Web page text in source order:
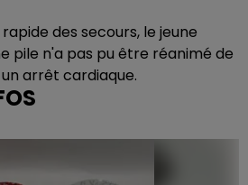
des secours, le jeune
pile n'a pas pu être réanimé de
arrêt cardiaque.